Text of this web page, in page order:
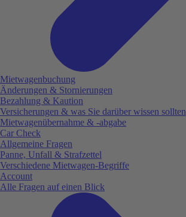
Mietwagenbuchung
Änderungen & Stornierungen
Bezahlung & Kaution
Versicherungen & was Sie darüber wissen sollten
Mietwagenübernahme & -abgabe
Car Check
Allgemeine Fragen
Panne, Unfall & Strafzettel
Verschiedene Mietwagen-Begriffe
Account
Alle Fragen auf einen Blick